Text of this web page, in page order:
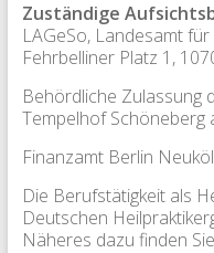
Zuständige
LAGeSo, Landesamt
Fehrbelliner Platz 1,
Behördliche Zulassung
Tempelhof Schöneberg
Finanzamt Berlin
Die Berufstätigkeit als
Deutschen
Näheres dazu finden Sie